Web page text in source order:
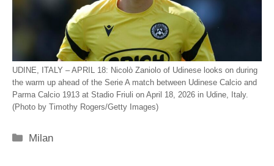
UDINE, ITALY – APRIL 18: Nicolò Zaniolo of Udinese looks on during
the warm up ahead of the Serie A match between Udinese Calcio and
Parma Calcio 1913 at Stadio Friuli on April 18, 2026 in Udine, Italy.
(Photo by Timothy Rogers/Getty Images)
Categorie
Milan